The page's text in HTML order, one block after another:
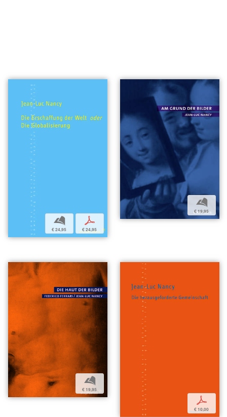
b
€ 24,95
p
€ 24,95
b
€ 19,95
b
€ 19,95
p
€ 10,00